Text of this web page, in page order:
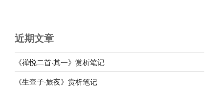
近期文章
《禅悦二首·其一》赏析笔记
《生查子·旅夜》赏析笔记